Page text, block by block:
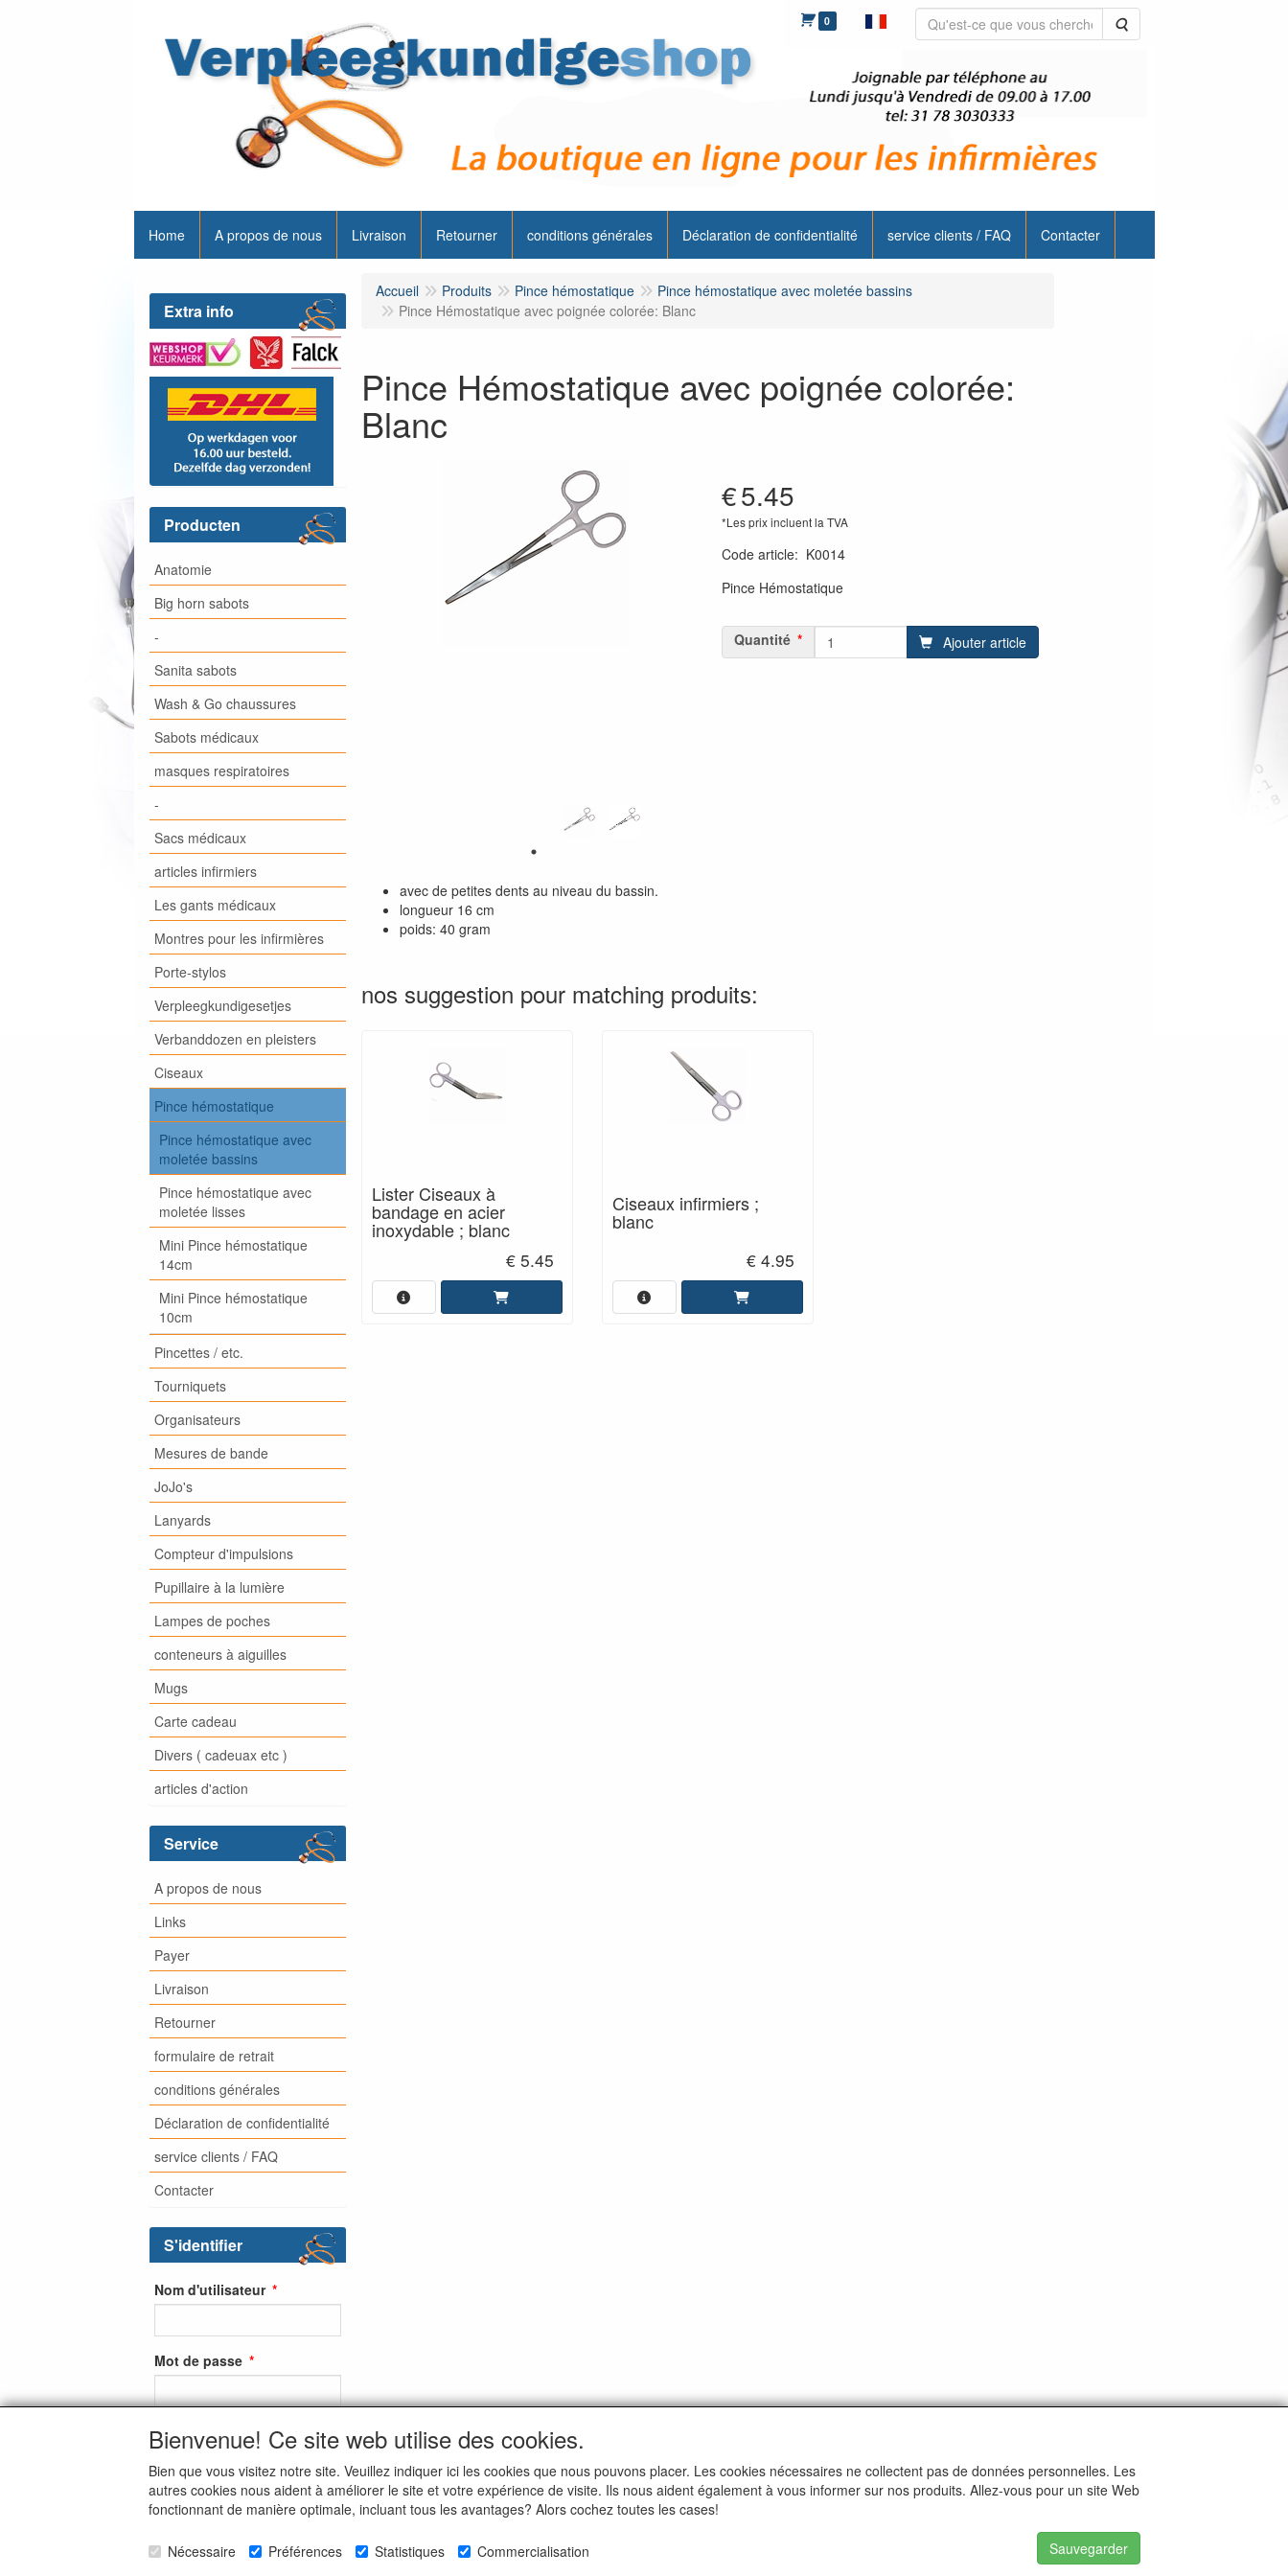
0 Rechercher
Home A propos de nous Livraison Retourner conditions générales Déclaration de confidentialité service clients / FAQ Contacter
Extra info
Producten
Anatomie
Big horn sabots
-
Sanita sabots
Wash & Go chaussures
Sabots médicaux
masques respiratoires
-
Sacs médicaux
articles infirmiers
Les gants médicaux
Montres pour les infirmières
Porte-stylos
Verpleegkundigesetjes
Verbanddozen en pleisters
Ciseaux
Pince hémostatique
Pince hémostatique avec
moletée bassins
Pince hémostatique avec
moletée lisses
Mini Pince hémostatique
14cm
Mini Pince hémostatique
10cm
Pincettes / etc.
Tourniquets
Organisateurs
Mesures de bande
JoJo's
Lanyards
Compteur d'impulsions
Pupillaire à la lumière
Lampes de poches
conteneurs à aiguilles
Mugs
Carte cadeau
Divers ( cadeuax etc )
articles d'action
Service
A propos de nous
Links
Payer
Livraison
Retourner
formulaire de retrait
conditions générales
Déclaration de confidentialité
service clients / FAQ
Contacter
S'identifier
Nom d'utilisateur
Mot de passe
S'identifier
S'inscrire
Mot de passe oublié ?
Accueil Produits Pince hémostatique
Pince hémostatique avec moletée bassins
Pince Hémostatique avec poignée colorée: Blanc
Pince Hémostatique avec poignée colorée:
Blanc
€5.45
*Les prix incluent la TVA
Code article: K0014
Pince Hémostatique
Quantité Ajouter article
avec de petites dents au niveau du bassin.
longueur 16 cm
poids: 40 gram
nos suggestion pour matching produits:
Lister Ciseaux à
bandage en acier
inoxydable ; blanc
€ 5.45
Ciseaux infirmiers ;
blanc
€ 4.95
Bienvenue! Ce site web utilise des cookies.
Bien que vous visitez notre site. Veuillez indiquer ici les cookies que nous pouvons placer. Les cookies nécessaires ne collectent pas de données personnelles. Les
autres cookies nous aident à améliorer le site et votre expérience de visite. Ils nous aident également à vous informer sur nos produits. Allez-vous pour un site Web
fonctionnant de manière optimale, incluant tous les avantages? Alors cochez toutes les cases!
Nécessaire Préférences Statistiques Commercialisation Sauvegarder